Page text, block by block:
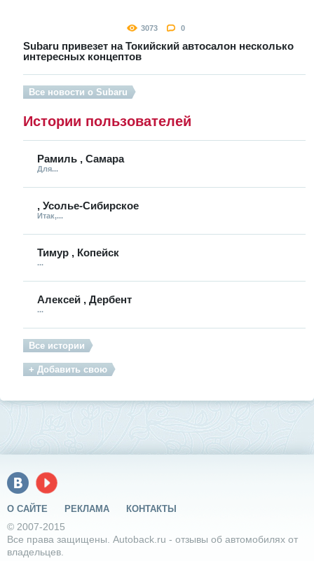
3073 0
Subaru привезет на Токийский автосалон несколько
интересных концептов
Все новости о Subaru
Истории пользователей
Рамиль , Самара
Для...
, Усолье-Сибирское
Итак,...
Тимур , Копейск
...
Алексей , Дербент
...
Все истории
+ Добавить свою
О САЙТЕ РЕКЛАМА КОНТАКТЫ
© 2007-2015
Все права защищены. Autoback.ru - отзывы об автомобилях от
владельцев.